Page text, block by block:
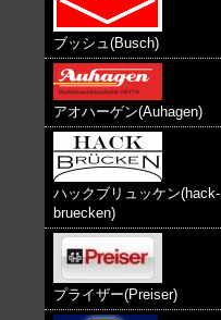
ブッシュ(Busch)
アオハーゲン(Auhagen)
ハックブリュッケン(hack-
bruecken)
プライザー(Preiser)